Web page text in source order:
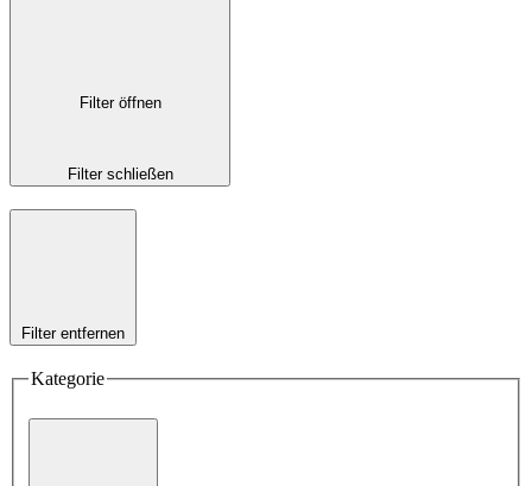
Filter öffnen
Filter schließen
Filter entfernen
Kategorie